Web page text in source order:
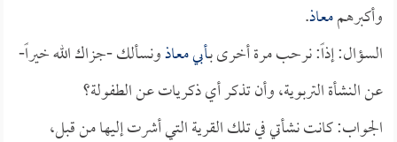
وأكبرهممعاذ.
السؤال: إذاً: نرحب مرة أخرى بـأبي معاذونسألك -جزاك الله خيراً-
عن النشأة التربوية، وأن تذكر أي ذكريات عن الطفولة؟
الجواب: كانت نشأتي في تلك القرية التي أشرت إليها من قبل،